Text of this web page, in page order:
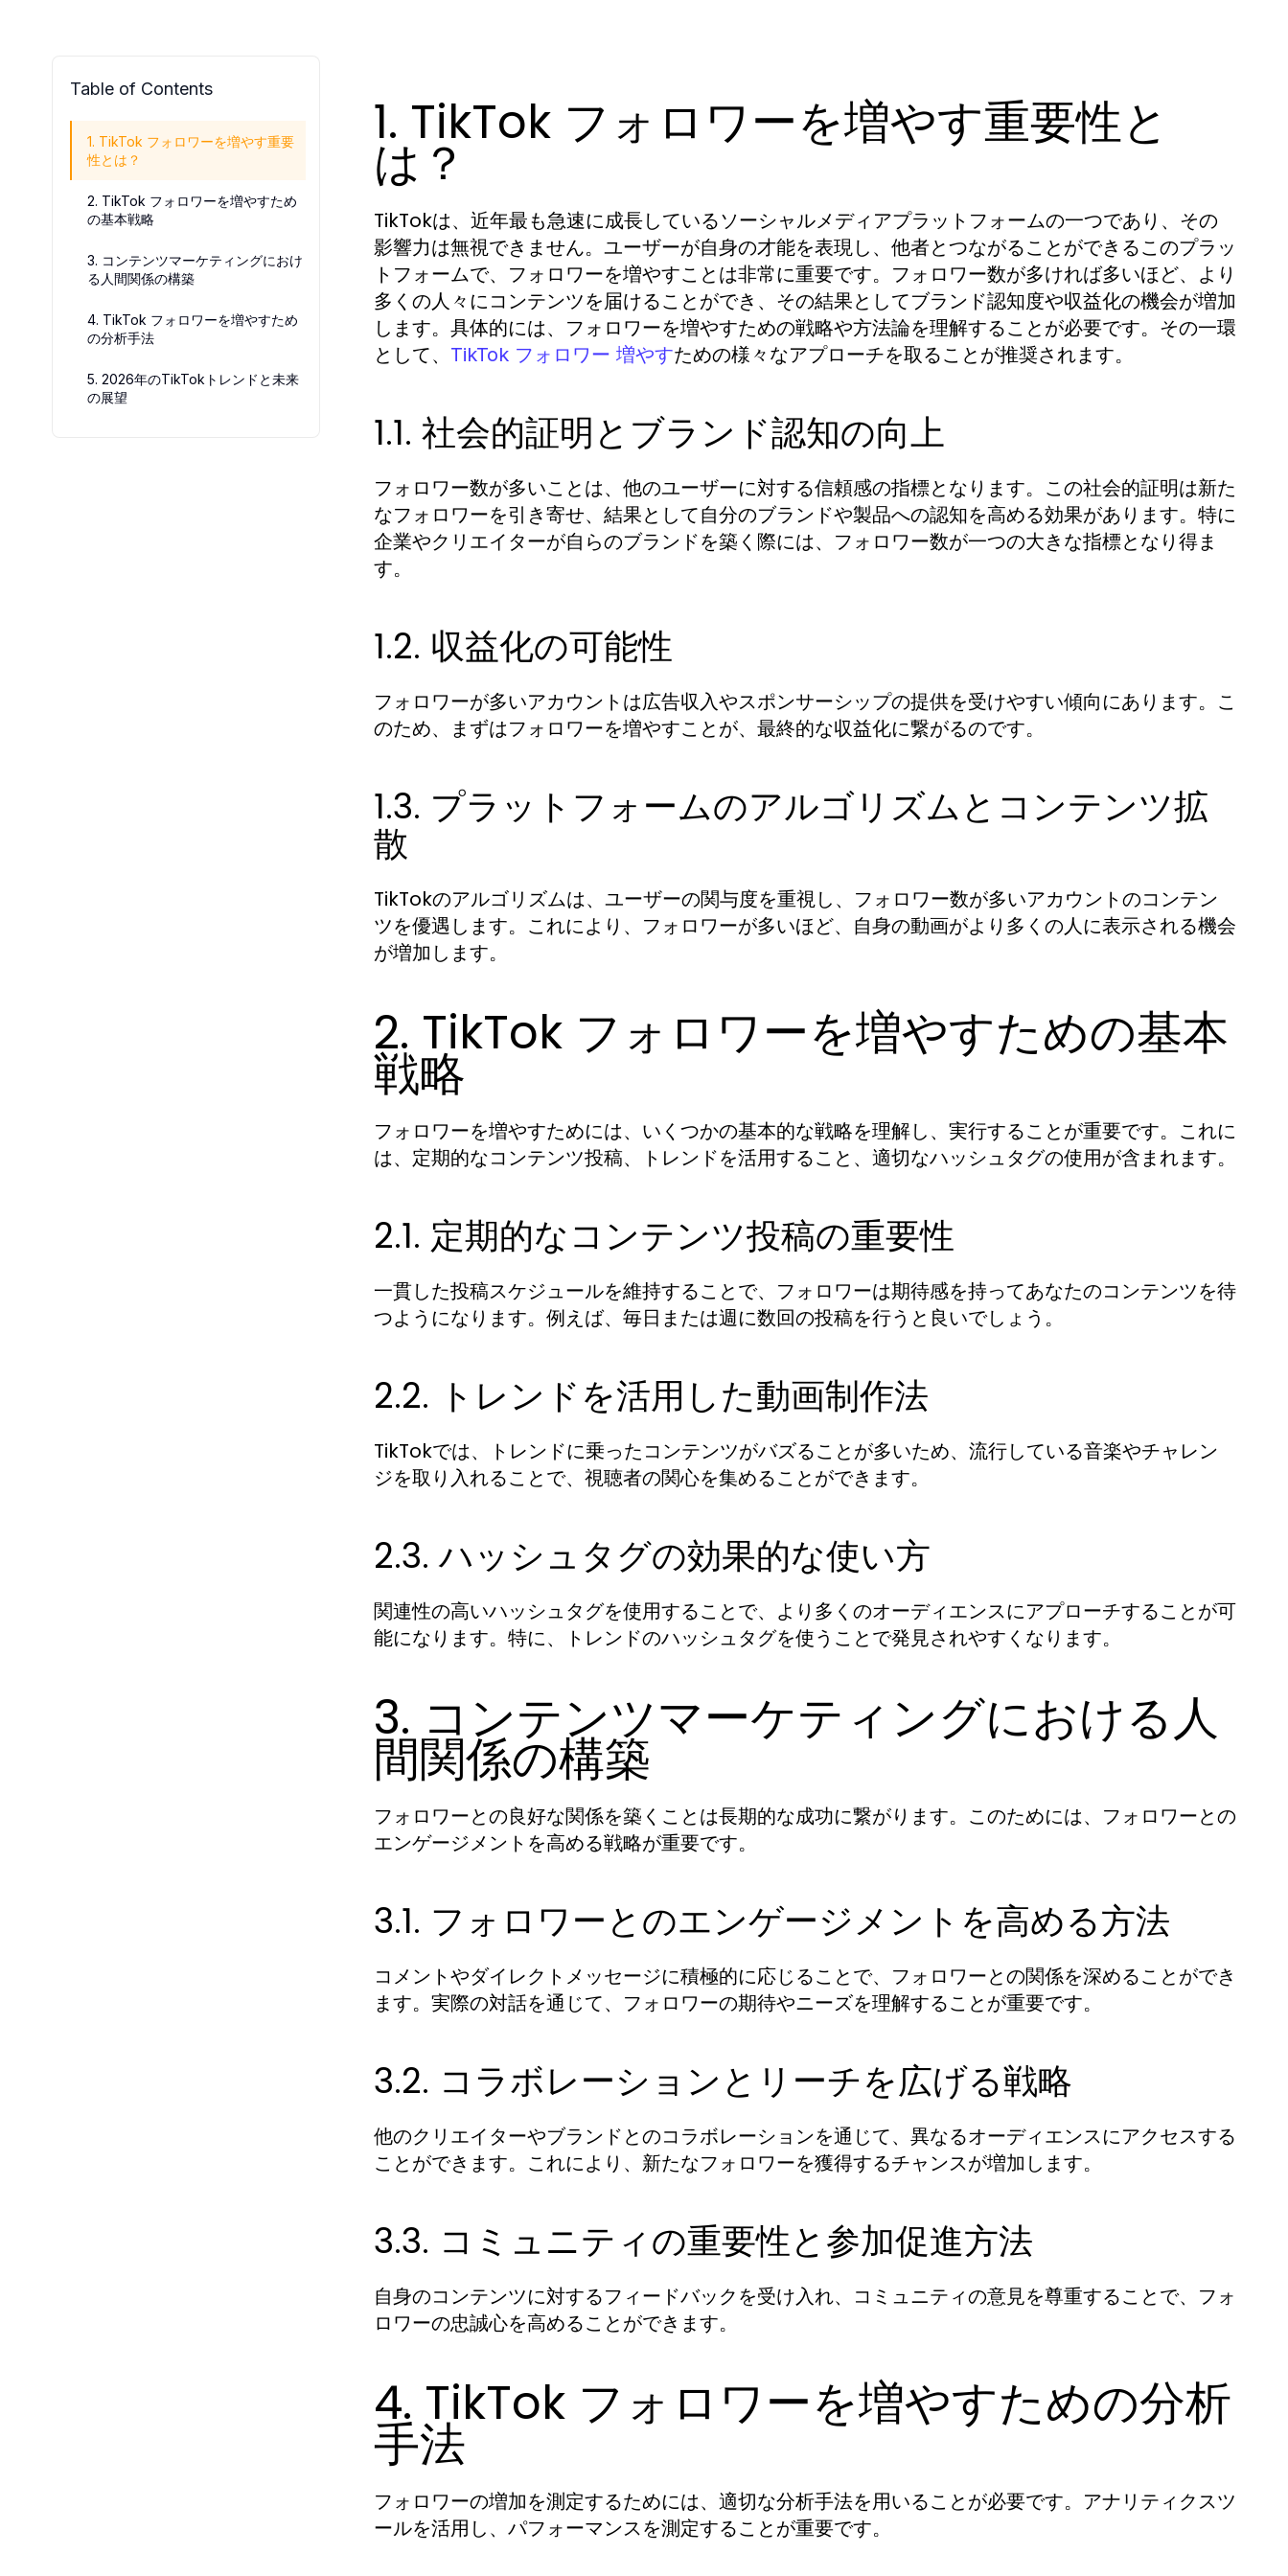
Table of Contents
1. TikTok フォロワーを増やす重要
性とは？
2. TikTok フォロワーを増やすため
の基本戦略
3. コンテンツマーケティングにおけ
る人間関係の構築
4. TikTok フォロワーを増やすため
の分析手法
5. 2026年のTikTokトレンドと未来
の展望
1. TikTok フォロワーを増やす重要性と
は？
TikTokは、近年最も急速に成長しているソーシャルメディアプラットフォームの一つであり、その
影響力は無視できません。ユーザーが自身の才能を表現し、他者とつながることができるこのプラッ
トフォームで、フォロワーを増やすことは非常に重要です。フォロワー数が多ければ多いほど、より
多くの人々にコンテンツを届けることができ、その結果としてブランド認知度や収益化の機会が増加
します。具体的には、フォロワーを増やすための戦略や方法論を理解することが必要です。その一環
として、
TikTok フォロワー 増やすための様々なアプローチを取ることが推奨されます。
1.1. 社会的証明とブランド認知の向上
フォロワー数が多いことは、他のユーザーに対する信頼感の指標となります。この社会的証明は新た
なフォロワーを引き寄せ、結果として自分のブランドや製品への認知を高める効果があります。特に
企業やクリエイターが自らのブランドを築く際には、フォロワー数が一つの大きな指標となり得ま
す。
1.2. 収益化の可能性
フォロワーが多いアカウントは広告収入やスポンサーシップの提供を受けやすい傾向にあります。こ
のため、まずはフォロワーを増やすことが、最終的な収益化に繋がるのです。
1.3. プラットフォームのアルゴリズムとコンテンツ拡
散
TikTokのアルゴリズムは、ユーザーの関与度を重視し、フォロワー数が多いアカウントのコンテン
ツを優遇します。これにより、フォロワーが多いほど、自身の動画がより多くの人に表示される機会
が増加します。
2. TikTok フォロワーを増やすための基本
戦略
フォロワーを増やすためには、いくつかの基本的な戦略を理解し、実行することが重要です。これに
は、定期的なコンテンツ投稿、トレンドを活用すること、適切なハッシュタグの使用が含まれます。
2.1. 定期的なコンテンツ投稿の重要性
一貫した投稿スケジュールを維持することで、フォロワーは期待感を持ってあなたのコンテンツを待
つようになります。例えば、毎日または週に数回の投稿を行うと良いでしょう。
2.2. トレンドを活用した動画制作法
TikTokでは、トレンドに乗ったコンテンツがバズることが多いため、流行している音楽やチャレン
ジを取り入れることで、視聴者の関心を集めることができます。
2.3. ハッシュタグの効果的な使い方
関連性の高いハッシュタグを使用することで、より多くのオーディエンスにアプローチすることが可
能になります。特に、トレンドのハッシュタグを使うことで発見されやすくなります。
3. コンテンツマーケティングにおける人
間関係の構築
フォロワーとの良好な関係を築くことは長期的な成功に繋がります。このためには、フォロワーとの
エンゲージメントを高める戦略が重要です。
3.1. フォロワーとのエンゲージメントを高める方法
コメントやダイレクトメッセージに積極的に応じることで、フォロワーとの関係を深めることができ
ます。実際の対話を通じて、フォロワーの期待やニーズを理解することが重要です。
3.2. コラボレーションとリーチを広げる戦略
他のクリエイターやブランドとのコラボレーションを通じて、異なるオーディエンスにアクセスする
ことができます。これにより、新たなフォロワーを獲得するチャンスが増加します。
3.3. コミュニティの重要性と参加促進方法
自身のコンテンツに対するフィードバックを受け入れ、コミュニティの意見を尊重することで、フォ
ロワーの忠誠心を高めることができます。
4. TikTok フォロワーを増やすための分析
手法
フォロワーの増加を測定するためには、適切な分析手法を用いることが必要です。アナリティクスツ
ールを活用し、パフォーマンスを測定することが重要です。